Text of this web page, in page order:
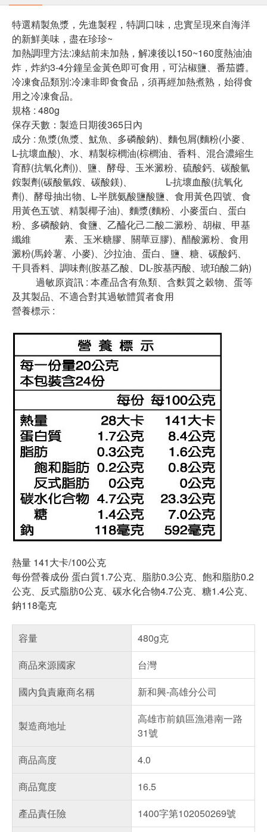
特選精製魚漿，先進製程，特調口味，忠實呈現來自海洋
的新鮮美味，盡在珍珍~
加熱調理方法:凍結前未加熱，解凍後以150~160度熱油油
炸，炸約3-4分鐘呈金黃色即可食用，可沾椒鹽、番茄醬。
冷凍食品類別:冷凍非即食食品，須再經加熱煮熟，始得食
用之冷凍食品。
規格 : 480g
保存天數：製造日期後365日內
成分 : 魚漿(魚漿、魷魚、多磷酸鈉)、麵包屑(麵粉(小麥、
L-抗壞血酸)、水、精製棕櫚油(棕櫚油、香料、混合濃縮生
育醇(抗氧化劑))、鹽、酵母、玉米澱粉、硫酸鈣、碳酸氫
銨製劑(碳酸氫銨、碳酸鎂)、 L-抗壞血酸(抗氧化
劑)、酵母抽出物、L-半胱氨酸鹽酸鹽、食用黃色四號、食
用黃色五號、精製椰子油)、麵漿(麵粉、小麥蛋白、蛋白
粉、多磷酸鈉、食鹽、乙醯化己二酸二澱粉、胡椒、甲基
纖維 素、玉米糖膠、關華豆膠)、醋酸澱粉、食用
澱粉(馬鈴薯、小麥)、沙拉油、蛋白、鹽、糖、碳酸鈣、
干貝香料、調味劑(胺基乙酸、DL-胺基丙酸、琥珀酸二鈉)
過敏原資訊 : 本產品含有魚類、含麩質之穀物、蛋等
及其製品、不適合對其過敏體質者食用
營養標示 :
熱量 141大卡/100公克
每份營養成份 蛋白質1.7公克、脂肪0.3公克、飽和脂肪0.2
公克、反式脂肪0公克、碳水化合物4.7公克、糖1.4公克、
鈉118毫克
容量
480g克
商品來源國家
台灣
國內負責廠商名稱
新和興-高雄分公司
製造商地址
高雄市前鎮區漁港南一路
31號
商品高度
4.0
商品寬度
16.5
產品責任險
1400字第102050269號